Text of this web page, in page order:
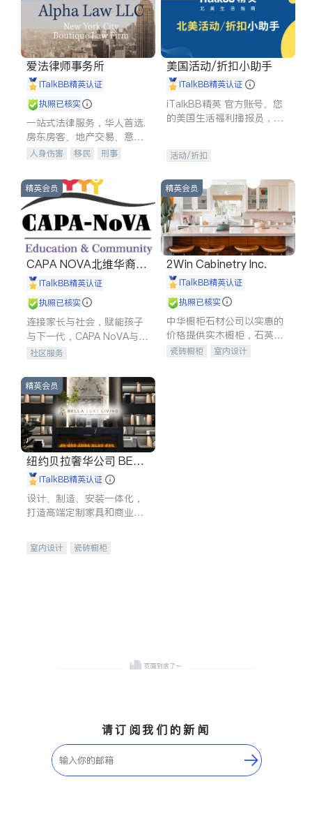
爱法律师事务所
iTalkBB精英认证
执照已核实
一站式法律服务，华人首选.
房东房客、地产交易、意外
伤害、车祸重伤、商业诉
建筑合同、刑事案件全包办
人身伤害 移民
刑事
信托/遗嘱
商业
索赔
律师-其它 保释
美国活动/折扣小助手
iTalkBB精英认证
iTalkBB精英 官方账号。您
的美国生活福利播报员，精
专属福利。
活动/折扣
精英会员
CAPA NOVA北维华裔家
长会iTalkBB精英认证
执照已核实
连接家长与社会，赋能孩子
与下一代，CAPA NoVA与您
携手建设包容、公平、充满
社区服务
精英会员
2Win Cabinetry Inc.
iTalkBB精英认证
执照已核实
中华橱柜石材公司以实惠的
价格提供实木橱柜，石英石
台面，多种优质不锈钢水
瓷砖橱柜
室内设计
精英会员
纽约贝拉奢华公司 BELL
A LUXE
iTalkBB精英认证
设计、制造、安装一体化，
打造高端定制家具和商业空
室内设计
瓷砖橱柜
请订阅我们的新闻